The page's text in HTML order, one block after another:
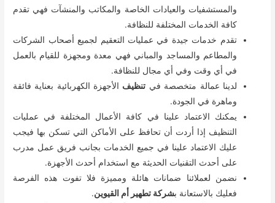
والمستشفيات والعيادات الخاصة والمكاتب والمنشآت فهي تقدم
كافة الخدمات المختلفة للنظافة.
تقدم خدمات جيدة في عمليات التعقيم لجميع أصحاب الشركات
والمطاعم والمساجد والمباني فهي معدة ومجهزة للقيام بالعمل
في أي وقت وفي أي مجال للنظافة.
لدينا عمالة متخصصة في تنظيف الأجهزة الكهربائية بعناية فائقة
وماهرة في الجودة.
يمكنك الاعتماد علينا في كافة الأعمال المختلفة في عمليات
التنظيف إذا أردت أن تحافظ على الأماكن التي تسكن بها فيجب
عليك الاعتماد علينا في جميع الخدمات بجانب فريق عمل مدرب
على أحدث التقنيات الحديثة مع استخدام أحدث الأجهزة.
نضمن لعملائنا ضمانات هائلة ومميزة فلا تفوت هذه الفرصة
فعليك بالاستعانة بشركة تطهير أم القيوين.